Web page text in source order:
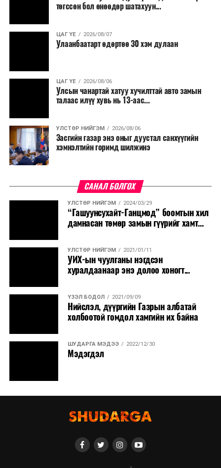
төгссөн бол өнөөдөр шатахуун...
ЦАГ ҮЕ 2026/08/07
Улаанбаатарт өдөртөө 30 хэм дулаан
ЦАГ ҮЕ 2026/08/06
Улсын чанартай хатуу хучилттай авто замын
талаас илүү хувь нь 13-аас...
УЛСТӨР НИЙГЭМ 2026/08/06
Засгийн газар энэ оныг дуустал санхүүгийн
хэмнэлтийн горимд шилжинэ
САНАЛ БОЛГОХ
УЛСТӨР НИЙГЭМ 2024/03/29
“Гашуунсухайт-Ганцмод” боомтын хил
дамнасан төмөр замын гүүрийг хамт...
УЛСТӨР НИЙГЭМ 2021/01/11
УИХ-ын чуулганы нэгдсэн
хуралдаанаар энэ долоо хоногт...
ҮЗЭЛ БОДОЛ 2021/09/09
Нийслэл, дүүргийн Газрын албатай
холбоотой гомдол хамгийн их байна
ШУДАРГА МЭДЭЭ 2022/12/30
Мэдэгдэл